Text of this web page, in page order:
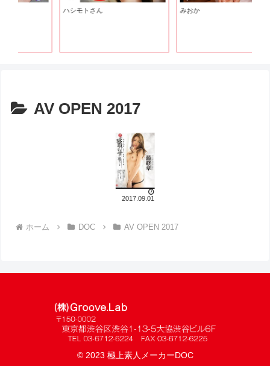
ハシモトさん
AV OPEN 2017
2017.09.01
ホーム DOC AV OPEN 2017
© 2023 極上素人メーカーDOC